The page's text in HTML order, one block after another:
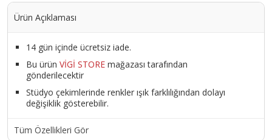
Ürün Açıklaması
14 gün içinde ücretsiz iade.
Bu ürün VİGİ STORE mağazası tarafından
gönderilecektir
Stüdyo çekimlerinde renkler ışık farklılığından dolayı
değişiklik gösterebilir.
Tüm Özellikleri Gör